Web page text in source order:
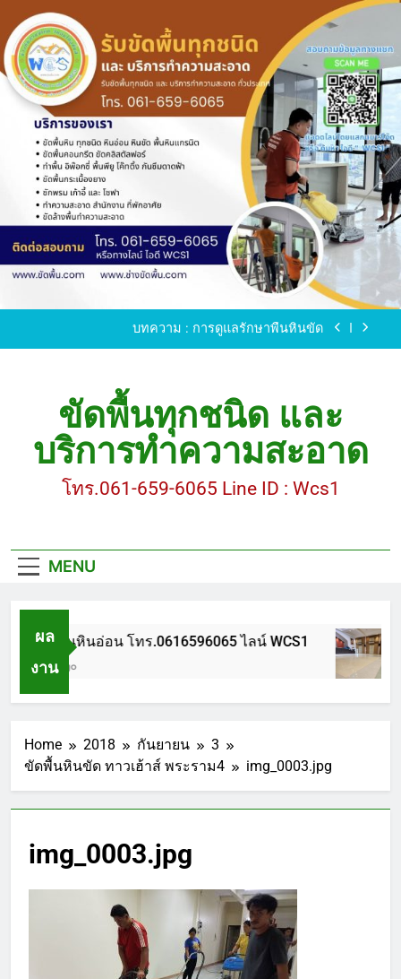
to
content
ขัดพื้นหินขัด อบต.แหลมบัวนครปฐม
ขัดพื้นหินอ่อน โทร.0616596065 ไลน์ WCS1
บทความ : การดูแลรักษาพื้นหินขัด
ขัดพื้นหินขัด อบต.แหลมบัวนครปฐม
ขัดพื้นหินอ่อน โทร.0616596065 ไลน์ WCS1
บทความ : การดูแลรักษาพื้นหินขัด
ขัดพื้นทุกชนิด และ
บริการทำความสะอาด
โทร.061-659-6065 Line ID : Wcs1
MENU
ผล
งาน
ขัดพื้นหินอ่อน โทร.0616596065 ไลน์ WCS1
1 ปี Ago
Home 2018 กันยายน
3
ขัดพื้นหินขัด ทาวเฮ้าส์ พระราม4
img_0003.jpg
img_0003.jpg